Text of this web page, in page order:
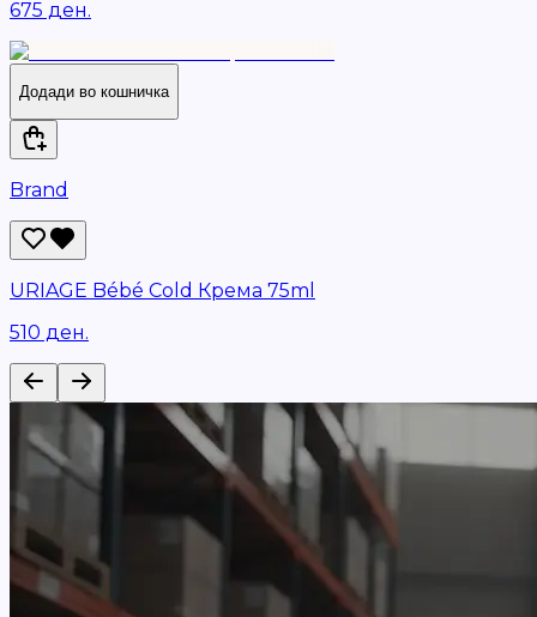
675 ден.
Додади во кошничка
Brand
URIAGE Bébé Cold Крема 75ml
510 ден.